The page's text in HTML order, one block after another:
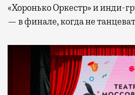
«Хоронько Оркестр» и инди-
— в финале, когда не